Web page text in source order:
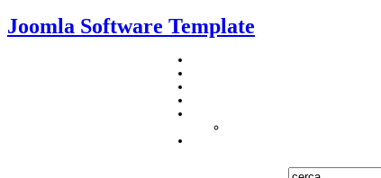
Joomla Software Template